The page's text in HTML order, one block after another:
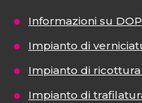
Informazioni su
Impianto di
Impianto di
Impianto di